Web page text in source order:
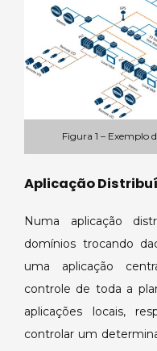
Figura 1 – Exemplo
Aplicação
Numa aplicação
domínios trocando
uma aplicação
controle de toda a
aplicações locais,
controlar um